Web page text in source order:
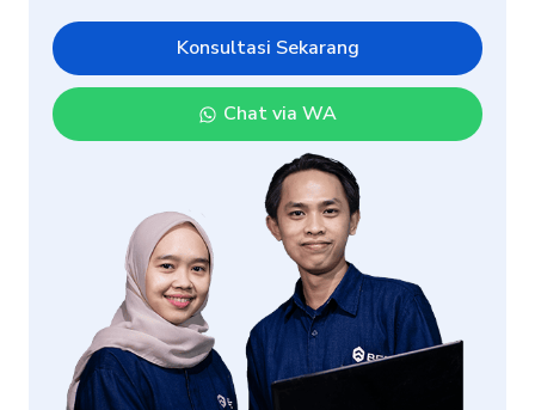
Konsultasi Sekarang
Chat via WA